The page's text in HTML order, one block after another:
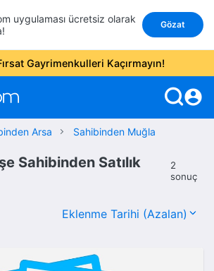
uygulaması ücretsiz olarak
Gözat
Gayrimenkulleri Kaçırmayın!
account_circle
Arsa Sahibinden Muğla
Sahibinden Satılık
2
sonuç